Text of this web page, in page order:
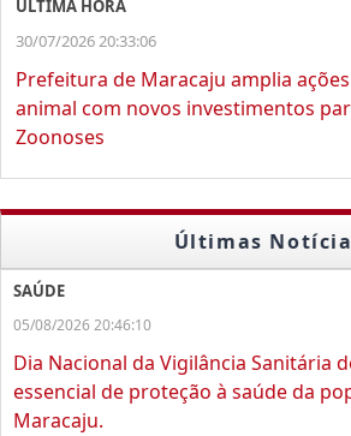
ÚLTIMA HORA
30/07/2026 20:33:06
Prefeitura de Maracaju amplia
animal com novos investimentos
Zoonoses
Últimas
SAÚDE
05/08/2026 20:46:10
Dia Nacional da Vigilância Sanitária
essencial de proteção à saúde da
Maracaju.